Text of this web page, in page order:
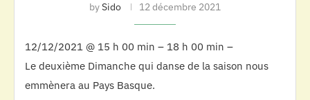
bySido 12 décembre 2021
12/12/2021 @ 15 h 00 min – 18 h 00 min –
Le deuxième Dimanche qui danse de la saison nous
emmènera au Pays Basque.